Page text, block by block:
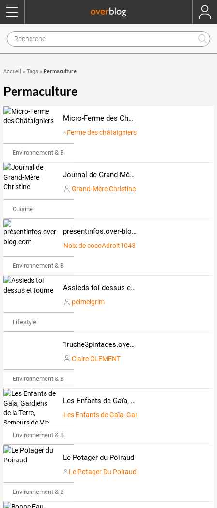
Accueil » Tags » Permaculture
Permaculture
Micro-Ferme des Châtaigniers
Ferme des châtaigniers
Environnement & Bio
Journal de Grand-Mère Christine
Grand-Mère Christine
Cuisine
présentinfos.over-blog.com
Noix de cocoAdroit1043162
Environnement & Bio
Assieds toi dessus et tourne
pelmelgrim
Lifestyle
1ruche3pintades.over-blog.com
Claire CLEMENT
Environnement & Bio
Les Enfants de Gaïa, Gardiens de la Terre, Semeurs de Vie, Passeurs d'Espoirs
Les Enfants de Gaïa, Gardiens de la Terre,
Environnement & Bio
Le Potager du Poiraud
Le Potager Du Poiraud
Environnement & Bio